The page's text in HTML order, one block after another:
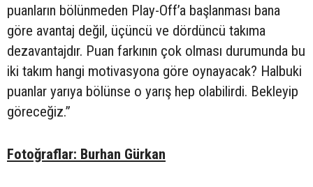
puanların bölünmeden Play-Off’a başlanması bana
göre avantaj değil, üçüncü ve dördüncü takıma
dezavantajdır. Puan farkının çok olması durumunda bu
iki takım hangi motivasyona göre oynayacak? Halbuki
puanlar yarıya bölünse o yarış hep olabilirdi. Bekleyip
göreceğiz.”
Fotoğraflar: Burhan Gürkan